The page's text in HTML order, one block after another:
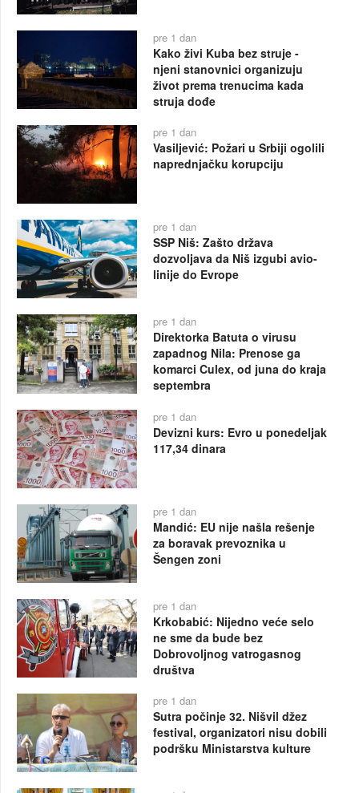
pre 1 dan
Kako živi Kuba bez struje -
njeni stanovnici organizuju
život prema trenucima kada
struja dođe
pre 1 dan
Vasiljević: Požari u Srbiji ogolili
naprednjačku korupciju
pre 1 dan
SSP Niš: Zašto država
dozvoljava da Niš izgubi avio-
linije do Evrope
pre 1 dan
Direktorka Batuta o virusu
zapadnog Nila: Prenose ga
komarci Culex, od juna do kraja
septembra
pre 1 dan
Devizni kurs: Evro u ponedeljak
117,34 dinara
pre 1 dan
Mandić: EU nije našla rešenje
za boravak prevoznika u
Šengen zoni
pre 1 dan
Krkobabić: Nijedno veće selo
ne sme da bude bez
Dobrovoljnog vatrogasnog
društva
pre 1 dan
Sutra počinje 32. Nišvil džez
festival, organizatori nisu dobili
podršku Ministarstva kulture